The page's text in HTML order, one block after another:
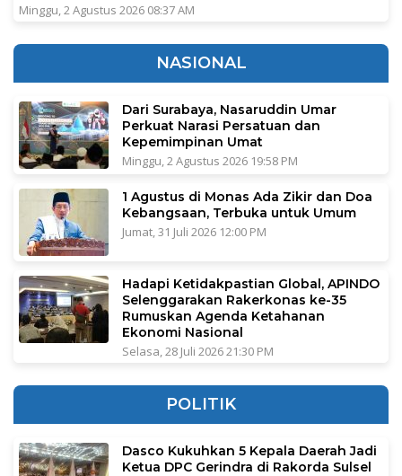
Minggu, 2 Agustus 2026 08:37 AM
NASIONAL
Dari Surabaya, Nasaruddin Umar
Perkuat Narasi Persatuan dan
Kepemimpinan Umat
Minggu, 2 Agustus 2026 19:58 PM
1 Agustus di Monas Ada Zikir dan Doa
Kebangsaan, Terbuka untuk Umum
Jumat, 31 Juli 2026 12:00 PM
Hadapi Ketidakpastian Global, APINDO
Selenggarakan Rakerkonas ke-35
Rumuskan Agenda Ketahanan
Ekonomi Nasional
Selasa, 28 Juli 2026 21:30 PM
POLITIK
Dasco Kukuhkan 5 Kepala Daerah Jadi
Ketua DPC Gerindra di Rakorda Sulsel